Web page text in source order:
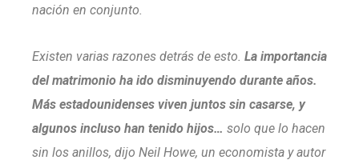
nación en conjunto.
Existen varias razones detrás de esto. La importancia
del matrimonio ha ido disminuyendo durante años.
Más estadounidenses viven juntos sin casarse, y
algunos incluso han tenido hijos… solo que lo hacen
sin los anillos, dijo Neil Howe, un economista y autor